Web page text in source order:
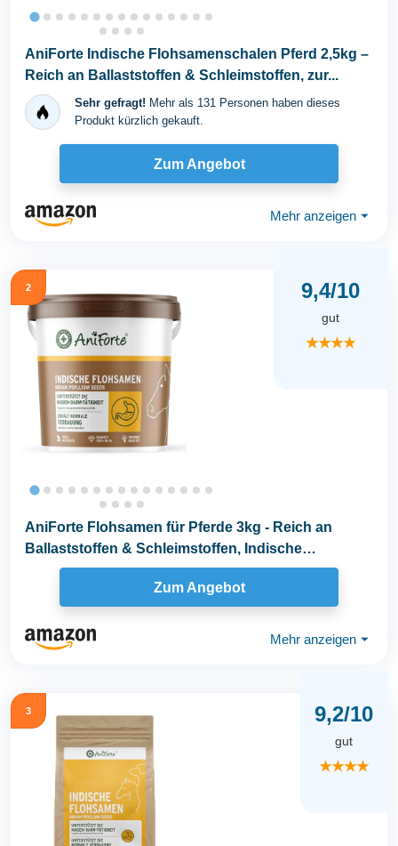
AniForte Indische Flohsamenschalen Pferd 2,5kg –
Reich an Ballaststoffen & Schleimstoffen, zur...
Sehr gefragt! Mehr als 131 Personen haben dieses
Produkt kürzlich gekauft.
Zum Angebot
Mehr anzeigen ⏷
2 9,4/10
gut
★★★★
AniForte Flohsamen für Pferde 3kg - Reich an
Ballaststoffen & Schleimstoffen, Indische
Rohkost...
Zum Angebot
Mehr anzeigen ⏷
3 9,2/10
gut
★★★★